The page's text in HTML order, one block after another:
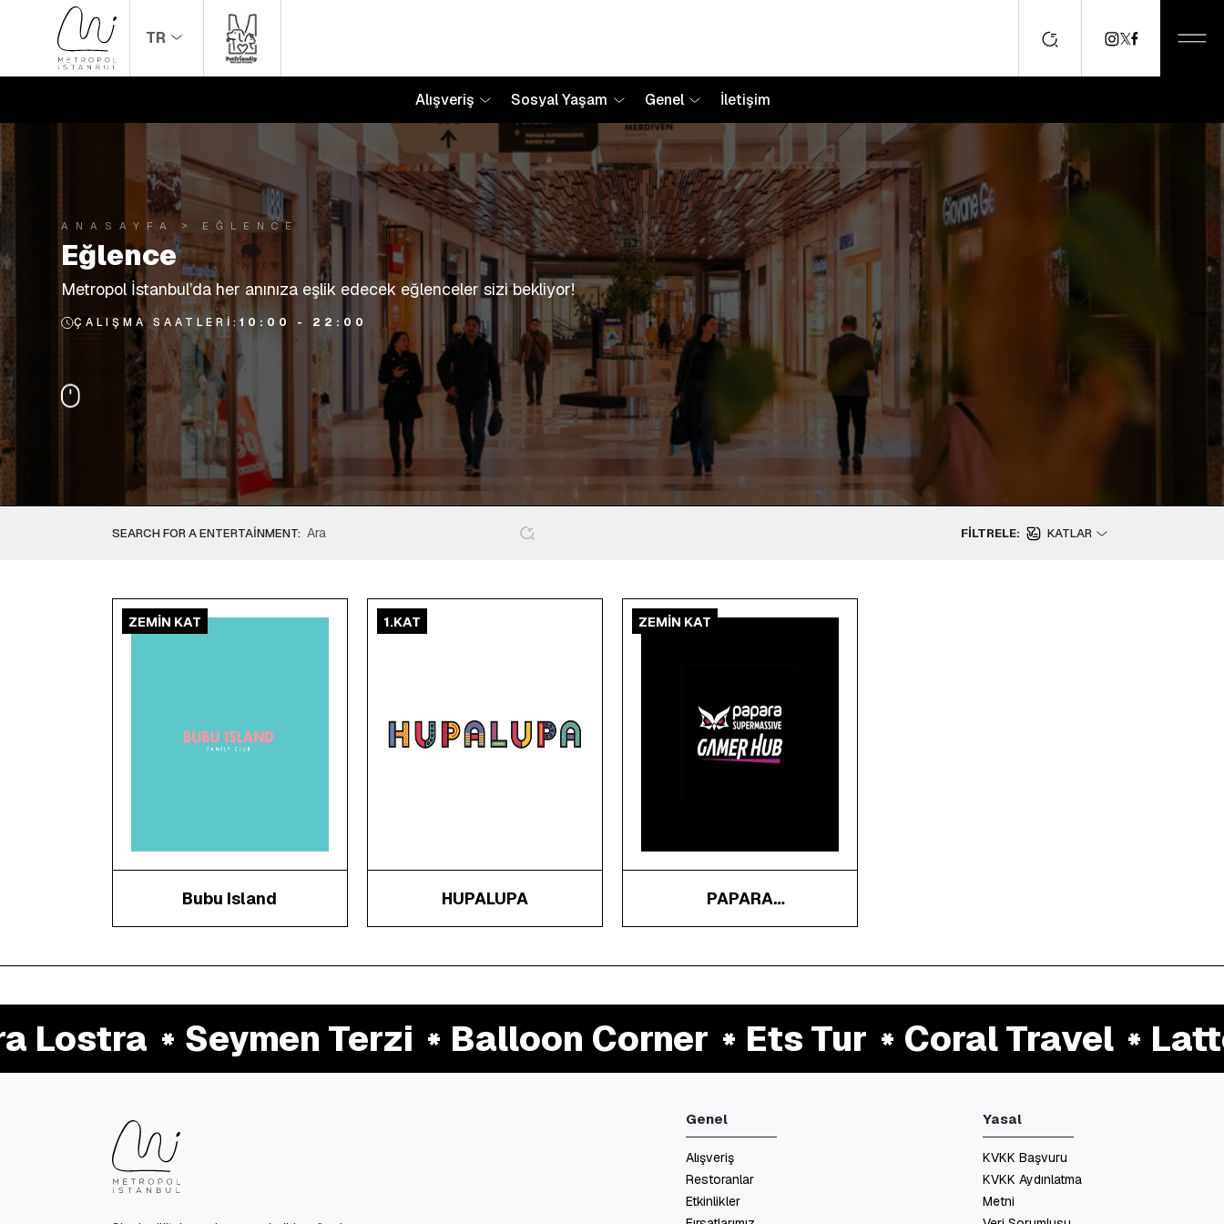
TR
Alışveriş Sosyal Yaşam Genel İletişim
ANASAYFA EĞLENCE
Eğlence
Metropol İstanbul’da her anınıza eşlik edecek eğlenceler sizi bekliyor!
ÇALIŞMA SAATLERI: 10:00 - 22:00
SEARCH FOR A ENTERTAINMENT: FILTRELE: KATLAR
ZEMİN KAT
Bubu Island
1.KAT
HUPALUPA
ZEMİN KAT
PAPARA
Seymen Terzi Balloon Corner Ets Tur Coral Travel Latte
Genel
Alışveriş
Restoranlar
Etkinlikler
Yasal
KVKK Başvuru
KVKK Aydınlatma
Metni